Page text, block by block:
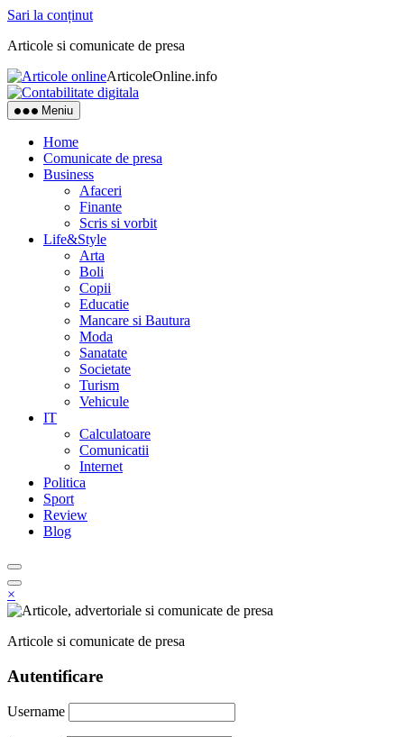
Sari la conținut
Articole si comunicate de presa
ArticoleOnline.info
Meniu
Home
Comunicate de presa
Business
Afaceri
Finante
Scris si vorbit
Life&Style
Arta
Boli
Copii
Educatie
Mancare si Bautura
Moda
Sanatate
Societate
Turism
Vehicule
IT
Calculatoare
Comunicatii
Internet
Politica
Sport
Review
Blog
×
Articole si comunicate de presa
Autentificare
Username